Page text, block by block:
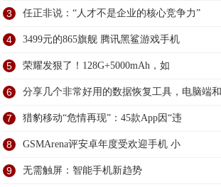
3 任正非说：“人才不是企业的核心竞争力”
4 3499元的865旗舰 腾讯黑鲨游戏手机
5 荣耀发狠了！128G+5000mAh，如
6 分享几个非常好用的数据恢复工具，电脑端和
7 猎豹移动“危情再现”：45款App因“违
8 GSMArena评安卓年度受欢迎手机 小
9 无需触屏：智能手机新趋势